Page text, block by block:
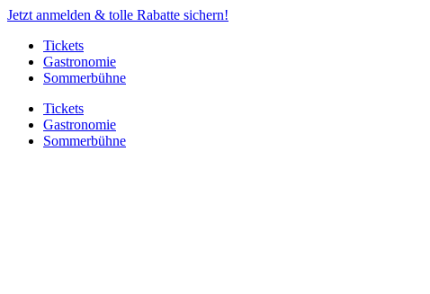
Jetzt anmelden & tolle Rabatte sichern!
Tickets
Gastronomie
Sommerbühne
Tickets
Gastronomie
Sommerbühne